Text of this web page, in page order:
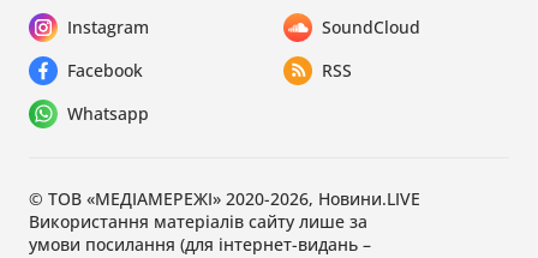
Instagram
SoundCloud
Facebook
RSS
Whatsapp
© ТОВ «МЕДІАМЕРЕЖІ» 2020-2026, Новини.LIVE
Використання матеріалів сайту лише за
умови посилання (для інтернет-видань –